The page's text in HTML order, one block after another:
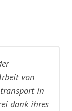
von
in
dank ihres